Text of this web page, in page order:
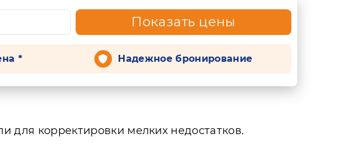
Показать цены
* Надежное бронирование
корректировки мелких недостатков.